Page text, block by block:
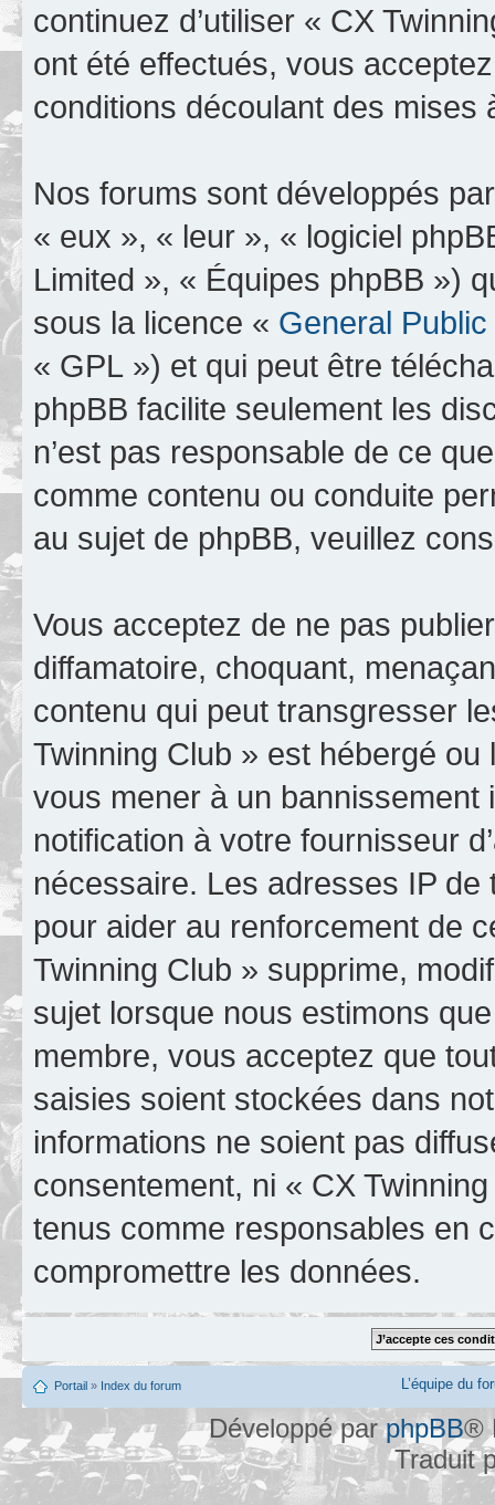
continuez d’utiliser « CX
ont été effectués, vous
conditions découlant des mises
Nos forums sont développés
« eux », « leur », « logiciel
Limited », « Équipes phpBB »)
sous la licence « General
« GPL ») et qui peut être
phpBB facilite seulement les
n’est pas responsable de ce
comme contenu ou conduite
au sujet de phpBB, veuillez
Vous acceptez de ne pas
diffamatoire, choquant,
contenu qui peut transgresser
Twinning Club » est hébergé
vous mener à un
notification à votre fournisseur
nécessaire. Les adresses IP
pour aider au renforcement de
Twinning Club » supprime,
sujet lorsque nous estimons
membre, vous acceptez que
saisies soient stockées dans
informations ne soient pas
consentement, ni « CX
tenus comme responsables en
compromettre les données.
Portail » Index du forum L’équipe du
Développé parphpBB®
Traduit